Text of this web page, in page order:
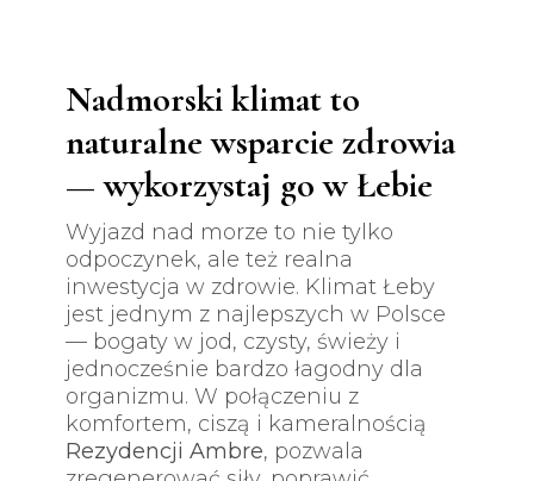
Nadmorski klimat to
naturalne wsparcie zdrowia
— wykorzystaj go w Łebie
Wyjazd nad morze to nie tylko
odpoczynek, ale też realna
inwestycja w zdrowie. Klimat Łeby
jest jednym z najlepszych w Polsce
— bogaty w jod, czysty, świeży i
jednocześnie bardzo łagodny dla
organizmu. W połączeniu z
komfortem, ciszą i kameralnością
Rezydencji Ambre, pozwala